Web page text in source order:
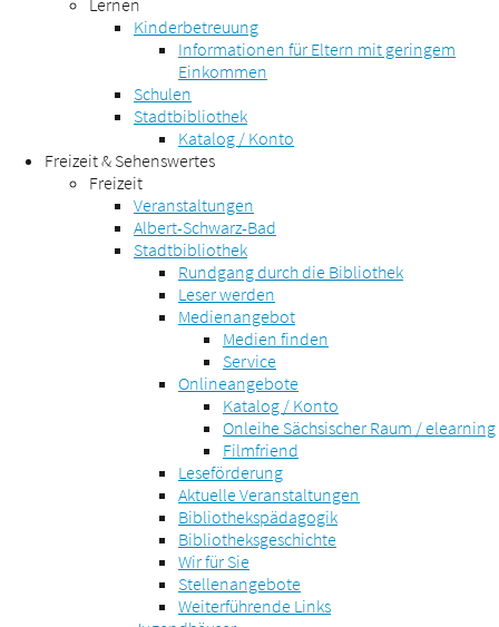
Lernen
Kinderbetreuung
Informationen für Eltern mit geringem
Einkommen
Schulen
Stadtbibliothek
Katalog / Konto
Freizeit & Sehenswertes
Freizeit
Veranstaltungen
Albert-Schwarz-Bad
Stadtbibliothek
Rundgang durch die Bibliothek
Leser werden
Medienangebot
Medien finden
Service
Onlineangebote
Katalog / Konto
Onleihe Sächsischer Raum / elearning
Filmfriend
Leseförderung
Aktuelle Veranstaltungen
Bibliothekspädagogik
Bibliotheksgeschichte
Wir für Sie
Stellenangebote
Weiterführende Links